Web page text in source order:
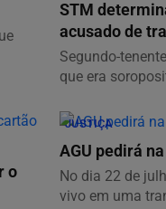
STM
acusado de
Segundo-
que era
o
JUSTIÇA
AGU pedirá
No dia 22 de
vivo em uma